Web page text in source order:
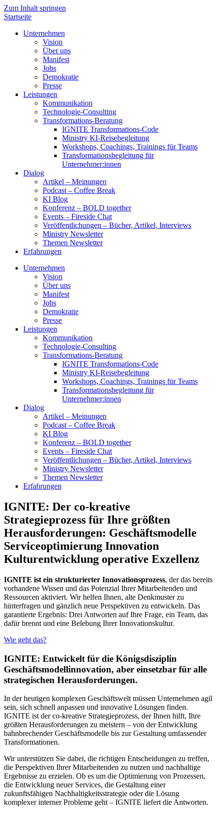
Zum Inhalt springen
Startseite
Unternehmen
Vision
Über uns
Manifest
Jobs
Demokratie
Presse
Leistungen
Kommunikation
Technologie-Consulting
Transformations-Beratung
IGNITE Transformations-Code
Ministry KI-Reisebegleitung
Workshops, Coachings, Trainings für Teams
Transformationsbegleitung für
Unternehmer:innen
Dialog
Artikel – Meinungen
Podcast – Coffee Break
KI Blog
Konferenz – BOLD together
Events – Fireside Chat
Veröffentlichungen – Bücher, Artikel, Interviews
Ministry Newsletter
Themen Newsletter
Erfahrungen
Unternehmen
Vision
Über uns
Manifest
Jobs
Demokratie
Presse
Leistungen
Kommunikation
Technologie-Consulting
Transformations-Beratung
IGNITE Transformations-Code
Ministry KI-Reisebegleitung
Workshops, Coachings, Trainings für Teams
Transformationsbegleitung für
Unternehmer:innen
Dialog
Artikel – Meinungen
Podcast – Coffee Break
KI Blog
Konferenz – BOLD together
Events – Fireside Chat
Veröffentlichungen – Bücher, Artikel, Interviews
Ministry Newsletter
Themen Newsletter
Erfahrungen
IGNITE: Der co-kreative
Strategieprozess für Ihre größten
Herausforderungen: Geschäftsmodelle
Serviceoptimierung Innovation
Kulturentwicklung operative Exzellenz
IGNITE ist ein strukturierter Innovationsprozess, der das bereits
vorhandene Wissen und das Potenzial Ihrer Mitarbeitenden und
Ressourcen aktiviert. Wir helfen Ihnen, alte Denkmuster zu
hinterfragen und gänzlich neue Perspektiven zu entwickeln. Das
garantierte Ergebnis: Drei Antworten auf Ihre Frage, ein Team, das
dafür brennt und eine Belebung Ihrer Innovationskultur.
Wie geht das?
IGNITE: Entwickelt für die Königsdisziplin
Geschäftsmodellinnovation, aber einsetzbar für alle
strategischen Herausforderungen.
In der heutigen komplexen Geschäftswelt müssen Unternehmen agil
sein, sich schnell anpassen und innovative Lösungen finden.
IGNITE ist der co-kreative Strategieprozess, der Ihnen hilft, Ihre
größten Herausforderungen zu meistern – von der Entwicklung
bahnbrechender Geschäftsmodelle bis zur Gestaltung umfassender
Transformationen.
Wir unterstützen Sie dabei, die richtigen Entscheidungen zu treffen,
die Perspektiven Ihrer Mitarbeitenden zu nutzen und nachhaltige
Ergebnisse zu erzielen. Ob es um die Optimierung von Prozessen,
die Entwicklung neuer Services, die Gestaltung einer
zukunftsfähigen Nachhaltigkeitsstrategie oder die Lösung
komplexer interner Probleme geht – IGNITE liefert die Antworten.